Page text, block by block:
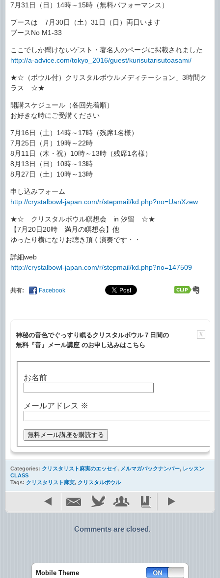
7月31日（日）14時～15時（無料パフォーマンス）
ブースは 7月30日（土）31日（日）両日います
ブースNo M1-33
ここでしか聞けないゲスト・著名人のページに掲載されました
http://a-advice.com/tokyo_2016/guest/kurisutarisutoasami/
★☆（ボウル付）クリスタルボウルメディテーション」3時間ク
ラス ☆★
開講スケジュール（各回先着順）
お好きな時にご受講ください
7月16日（土）14時～17時（残席1名様）
7月25日（月）19時～22時
8月11日（木・祝）10時～13時（残席1名様）
8月13日（日）10時～13時
8月27日（土）10時～13時
申し込みフォーム
http://crystalbowl-japan.com/r/stepmail/kd.php?no=UanXzew
★☆ クリスタルボウル瞑想会 in 汐留 ☆★
【7月20日20時 満月の瞑想会】他
ゆったり横になりお聴き頂く演奏です・・
詳細web
http://crystalbowl-japan.com/r/stepmail/kd.php?no=147509
共有: Facebook
X
神秘の音色でぐっすり眠るクリスタルボウル７日間の
無料『音』メール講座 のお申し込みはこちら
お名前
メールアドレス ※
Categories: クリスタリスト麻実のエッセイ, メルマガバックナンバー, レッスン
CLASS
Tags: クリスタリスト麻実, クリスタルボウル
Comments are closed.
Mobile Theme